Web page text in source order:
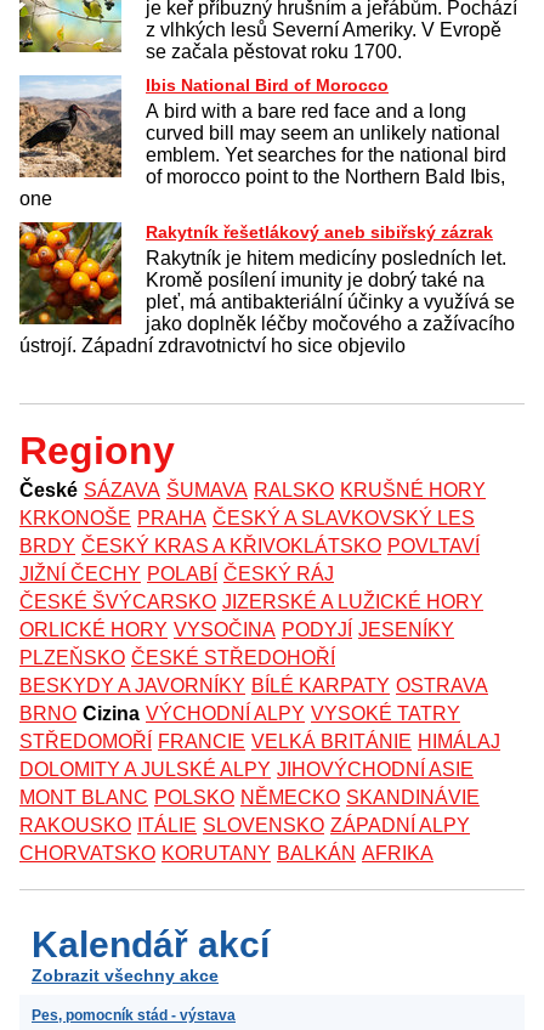
je keř příbuzný hrušním a jeřábům. Pochází
z vlhkých lesů Severní Ameriky. V Evropě
se začala pěstovat roku 1700.
Ibis National Bird of Morocco
A bird with a bare red face and a long
curved bill may seem an unlikely national
emblem. Yet searches for the national bird
of morocco point to the Northern Bald Ibis,
one
Rakytník řešetlákový aneb sibiřský zázrak
Rakytník je hitem medicíny posledních let.
Kromě posílení imunity je dobrý také na
pleť, má antibakteriální účinky a využívá se
jako doplněk léčby močového a zažívacího
ústrojí. Západní zdravotnictví ho sice objevilo
Regiony
České SÁZAVA ŠUMAVA RALSKO KRUŠNÉ HORY
KRKONOŠE PRAHA ČESKÝ A SLAVKOVSKÝ LES
BRDY ČESKÝ KRAS A KŘIVOKLÁTSKO POVLTAVÍ
JIŽNÍ ČECHY POLABÍ ČESKÝ RÁJ
ČESKÉ ŠVÝCARSKO JIZERSKÉ A LUŽICKÉ HORY
ORLICKÉ HORY VYSOČINA PODYJÍ JESENÍKY
PLZEŇSKO ČESKÉ STŘEDOHOŘÍ
BESKYDY A JAVORNÍKY BÍLÉ KARPATY OSTRAVA
BRNO Cizina VÝCHODNÍ ALPY VYSOKÉ TATRY
STŘEDOMOŘÍ
FRANCIE VELKÁ BRITÁNIE HIMÁLAJ
DOLOMITY A JULSKÉ ALPY JIHOVÝCHODNÍ ASIE
MONT BLANC POLSKO NĚMECKO SKANDINÁVIE
RAKOUSKO ITÁLIE SLOVENSKO ZÁPADNÍ ALPY
CHORVATSKO KORUTANY BALKÁN AFRIKA
Kalendář akcí
Zobrazit všechny akce
Pes, pomocník stád - výstava